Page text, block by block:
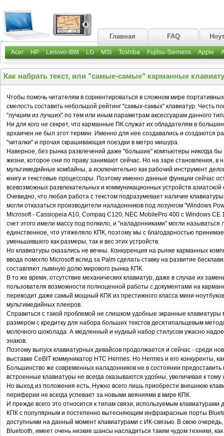
Главная FAQ
Acer HP Lenovo-IBM LG MSI Toshiba Fujitsu-Siemens Apple
Как набрать текст, или "самые-самые" карманные
Чтобы помочь читателям в сориентироваться в сложном мире
смелость составить небольшой рейтинг "самых-самых" клавиатур. Честь
"лучшим из лучших" по тем или иным параметрам аксессуарам данного
Ни для кого не секрет, что карманные ПК служат их обладателям в
архаичен не был этот термин. Именно для нее создавались и создаются
"читалки" и прочая скрашивающая поездки в метро мишура.
Наверное, без рынка развлечений даже "большие" компьютеры никогда
жизни, которое они по праву занимают сейчас. Но на заре становления, в
мультимедийные комбайны, а исключительно как рабочий инструмент
книгу и текстовые процессоры. Поэтому именно данные функции сейчас
всевозможных развлекательных и коммуникационных устройств
Очевидно, что любая работа с текстом подразумевает наличие
могли отказаться производители наладонников под лозунгом "Windows
Microsoft - Cassiopeia A10, Compaq C120, NEC MobilePro 400 с Windows CE
счет этого имели массу под полкило, и "наладонниками" могли
единственное, что утяжеляло КПК, поэтому мы с благодарностью
уменьшившего как размеры, так и вес этих устройств.
Но клавиатуры оказались не вечны. Конкуренция на рынке карманных
ввода помогло Microsoft вслед за Palm сделать ставку на развитие
составляют львиную долю мирового рынка КПК.
В то же время, отсутствие механических клавиатур, даже в случае их
пользователя возможности полноценной работы с документами на
переводит даже самый мощный КПК из престижного класса мини-
мультимедийных плееров.
Справиться с такой проблемой не слишком удобные экранные клавиатуры
размером с кредитку для набора больших текстов десятипальцевым
молочного шоколада. А медленный и нудный набор стилусом ужасно
знаков.
Поэтому выпуск клавиатурных девайсов продолжается и сейчас - среди
выставке CeBIT коммуникатор HTC Hermes. Но Hermes и его конкуренты,
Большинство же современных наладонников не в состоянии
встроенные клавиатуры не всегда оказываются удобны, увеличивая к
Но выход из положения есть. Нужно всего лишь приобрести внешнюю
периферии не всегда успевает за новыми веяниями в мире КПК.
И прежде всего это относится к типам связи, используемым клавиатурами
КПК с популярным и постепенно вытесняющим инфракрасные порты
доступными на данный момент клавиатурами с ИК-связью. В свою
Bluetooth, имеет очень низкие шансы насладиться таким чудом техники,